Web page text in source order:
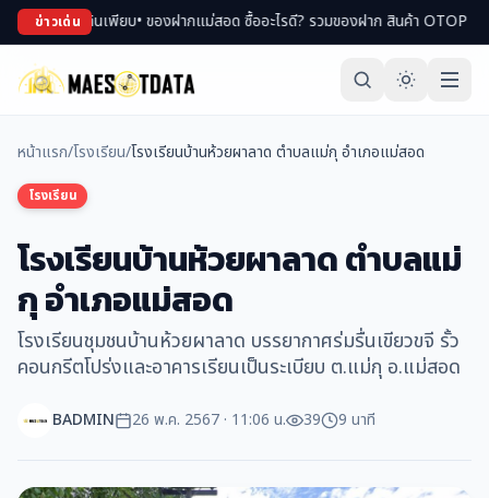
ข่าวเด่น
ของกินเพียบ • ของฝากแม่สอด ซื้ออะไรดี? รวมของฝาก สินค้า OTOP ขึ้นชื่อ• เที่
หน้าแรก/โรงเรียน/โรงเรียนบ้านห้วยผาลาด ตำบลแม่กุ อำเภอแม่สอด
โรงเรียน
โรงเรียนบ้านห้วยผาลาด ตำบลแม่
กุ อำเภอแม่สอด
โรงเรียนชุมชนบ้านห้วยผาลาด บรรยากาศร่มรื่นเขียวขจี รั้ว
คอนกรีตโปร่งและอาคารเรียนเป็นระเบียบ ต.แม่กุ อ.แม่สอด
BADMIN 26 พ.ค. 2567 · 11:06 น. 39 9 นาที